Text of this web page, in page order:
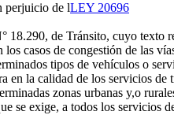
perjuicio de lLEY 20696
18.290, de Tránsito, cuyo
casos de congestión de las
tipos de vehículos o
en la calidad de los servicios
zonas urbanas y,o
se exige, a todos los